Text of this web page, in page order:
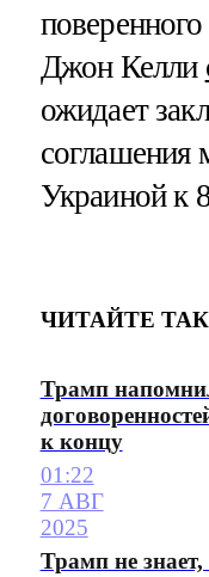
Джон Келли
ожидает
соглашения
Украиной к
ЧИТАЙТЕ
Трамп
к концу
01:22
7 АВГ
2025
Трамп не